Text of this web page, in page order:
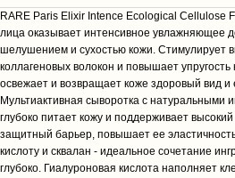
RARE Paris Elixir Intence Ecological Cellulose
лица оказывает интенсивное увлажняющее
шелушением и сухостью кожи. Стимулирует
коллагеновых волокон и повышает
освежает и возвращает коже здоровый вид и
Мультиактивная сыворотка с натуральными
глубоко питает кожу и поддерживает
защитный барьер, повышает ее
кислоту и сквалан - идеальное сочетание
глубоко. Гиалуроновая кислота наполняет